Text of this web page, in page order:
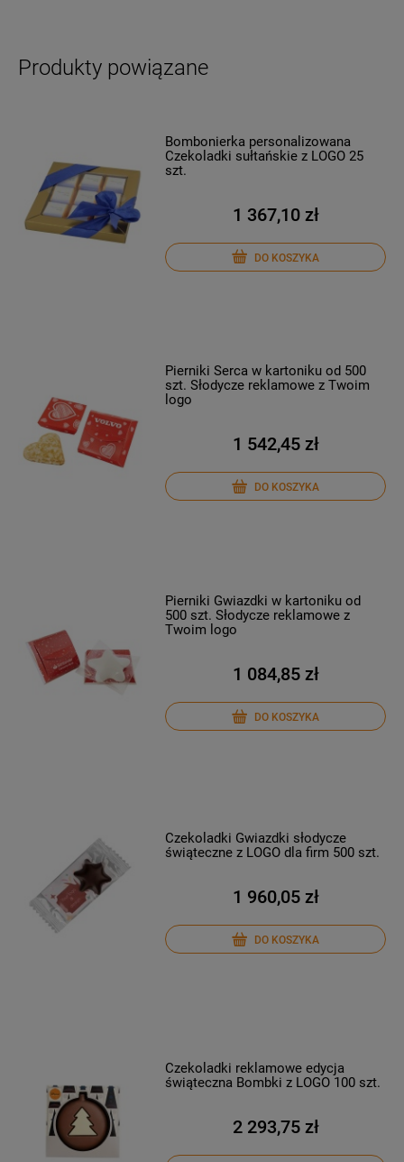
Produkty powiązane
Bombonierka personalizowana
Czekoladki sułtańskie z LOGO 25
szt.
1 367,10 zł
DO KOSZYKA
Pierniki Serca w kartoniku od 500
szt. Słodycze reklamowe z Twoim
logo
1 542,45 zł
DO KOSZYKA
Pierniki Gwiazdki w kartoniku od
500 szt. Słodycze reklamowe z
Twoim logo
1 084,85 zł
DO KOSZYKA
Czekoladki Gwiazdki słodycze
świąteczne z LOGO dla firm 500 szt.
1 960,05 zł
DO KOSZYKA
Czekoladki reklamowe edycja
świąteczna Bombki z LOGO 100 szt.
2 293,75 zł